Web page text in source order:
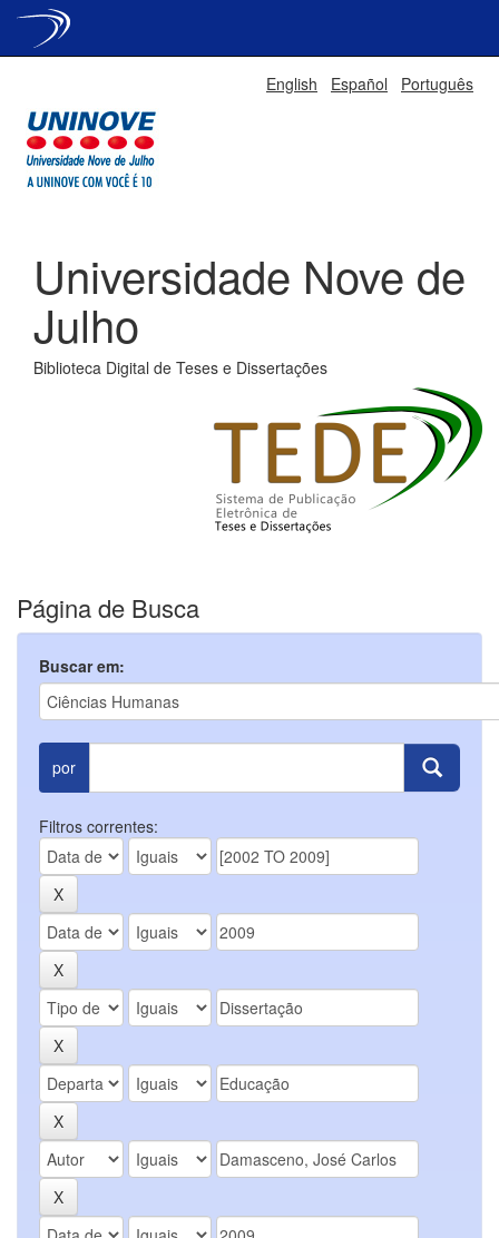
English Español Português
Universidade Nove de
Julho
Biblioteca Digital de Teses e Dissertações
Página de Busca
Buscar em:
por
Filtros correntes: